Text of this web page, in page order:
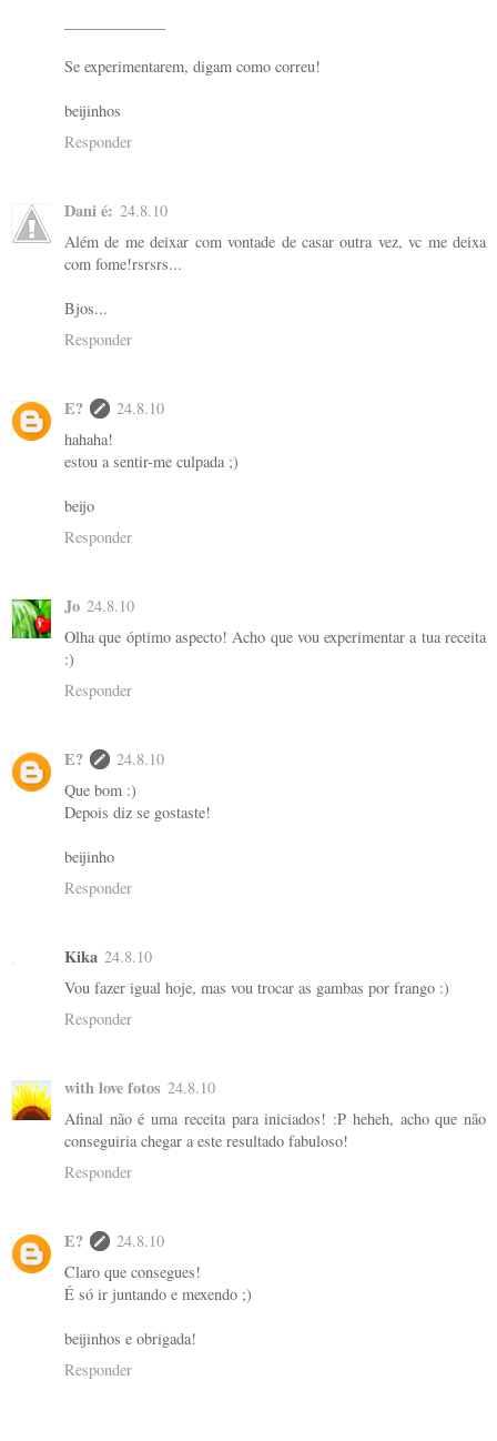
Se experimentarem, digam como correu!
beijinhos
Responder
Dani é: 24.8.10
Além de me deixar com vontade de casar outra vez, vc me deixa
com fome!rsrsrs...
Bjos...
Responder
E?
24.8.10
hahaha!
estou a sentir-me culpada ;)
beijo
Responder
Jo 24.8.10
Olha que óptimo aspecto! Acho que vou experimentar a tua receita
:)
Responder
E?
24.8.10
Que bom :)
Depois diz se gostaste!
beijinho
Responder
Kika 24.8.10
Vou fazer igual hoje, mas vou trocar as gambas por frango :)
Responder
with love fotos 24.8.10
Afinal não é uma receita para iniciados! :P heheh, acho que não
conseguiria chegar a este resultado fabuloso!
Responder
E?
24.8.10
Claro que consegues!
É só ir juntando e mexendo ;)
beijinhos e obrigada!
Responder